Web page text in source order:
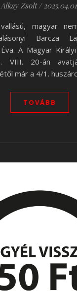
Alkay Zsolt /
Barcza
A Magyar
VIII. 20-án
már a 4/1.
TOVÁBB